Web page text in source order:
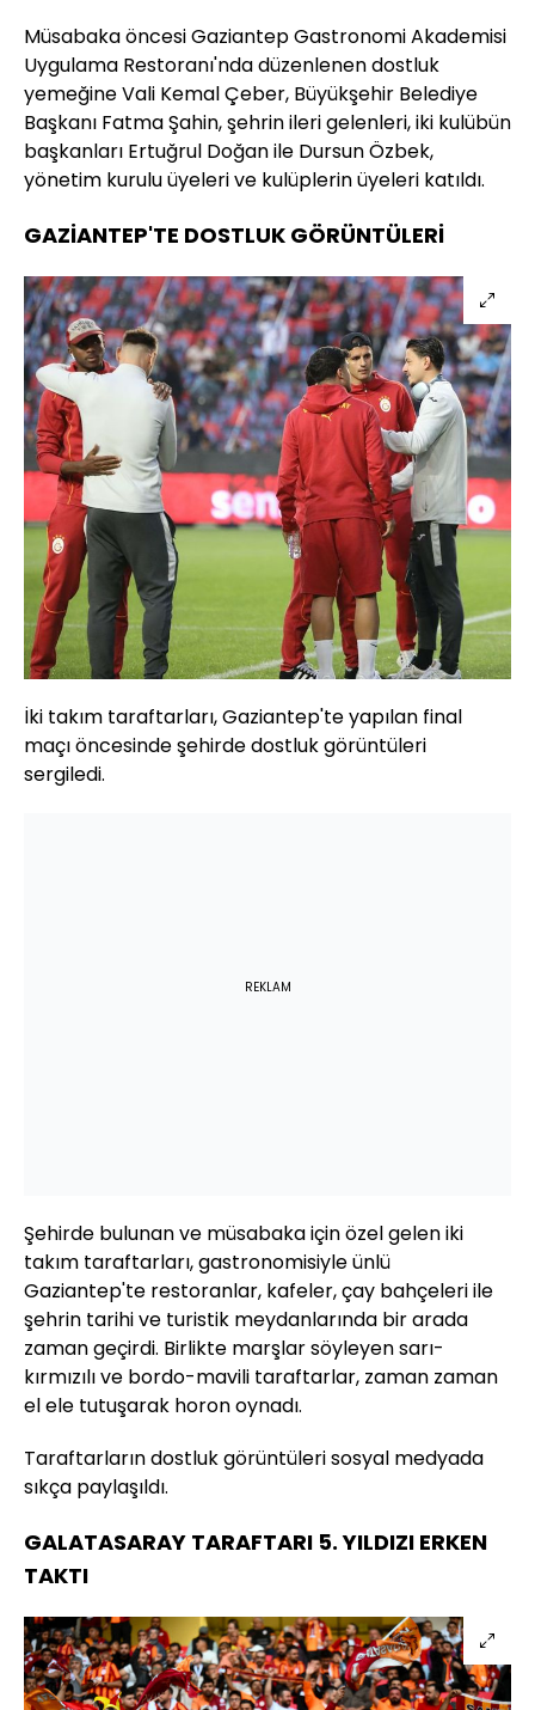
Müsabaka öncesi Gaziantep Gastronomi Akademisi
Uygulama Restoranı'nda düzenlenen dostluk
yemeğine Vali Kemal Çeber, Büyükşehir Belediye
Başkanı Fatma Şahin, şehrin ileri gelenleri, iki kulübün
başkanları Ertuğrul Doğan ile Dursun Özbek,
yönetim kurulu üyeleri ve kulüplerin üyeleri katıldı.
GAZİANTEP'TE DOSTLUK GÖRÜNTÜLERİ
İki takım taraftarları, Gaziantep'te yapılan final
maçı öncesinde şehirde dostluk görüntüleri
sergiledi.
REKLAM
Şehirde bulunan ve müsabaka için özel gelen iki
takım taraftarları, gastronomisiyle ünlü
Gaziantep'te restoranlar, kafeler, çay bahçeleri ile
şehrin tarihi ve turistik meydanlarında bir arada
zaman geçirdi. Birlikte marşlar söyleyen sarı-
kırmızılı ve bordo-mavili taraftarlar, zaman zaman
el ele tutuşarak horon oynadı.
Taraftarların dostluk görüntüleri sosyal medyada
sıkça paylaşıldı.
GALATASARAY TARAFTARI 5. YILDIZI ERKEN
TAKTI